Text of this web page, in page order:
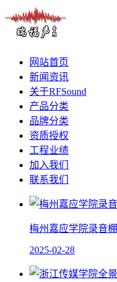
网站首页
新闻资讯
关于RFSound
产品分类
品牌分类
资质授权
工程业绩
加入我们
联系我们
梅州嘉应学院录音棚
2025-02-28